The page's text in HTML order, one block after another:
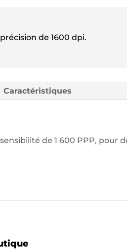
de 1600 dpi.
Caractéristiques
de 1 600 PPP, pour